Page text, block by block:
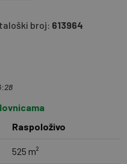
broj: 613964
Raspoloživo
525 m²